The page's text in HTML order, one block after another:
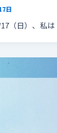
日
（日）、私は